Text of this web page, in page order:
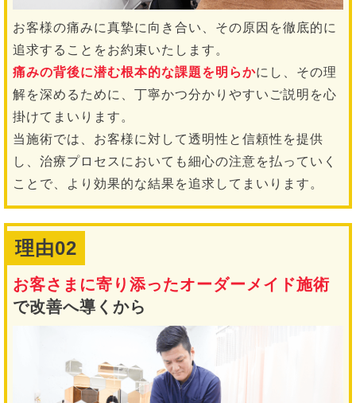
お客様の痛みに真摯に向き合い、その原因を徹底的に
追求することをお約束いたします。
痛みの背後に潜む根本的な課題を明らかにし、その理
解を深めるために、丁寧かつ分かりやすいご説明を心
掛けてまいります。
当施術では、お客様に対して透明性と信頼性を提供
し、治療プロセスにおいても細心の注意を払っていく
ことで、より効果的な結果を追求してまいります。
理由02
お客さまに寄り添ったオーダーメイド施術
で改善へ導くから